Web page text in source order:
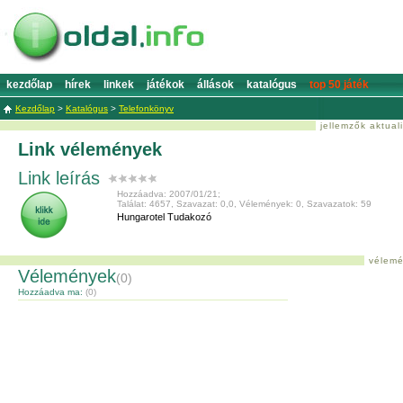
kezdőlap hírek linkek játékok állások katalógus top 50 játék
Kezdőlap > Katalógus > Telefonkönyv
jellemzők
Link vélemények
Link leírás
Hozzáadva: 2007/01/21;
Találat: 4657, Szavazat: 0,0, Vélemények: 0, Szavazatok: 59
Hungarotel Tudakozó
Vélemények(0)
Hozzáadva ma: (0)